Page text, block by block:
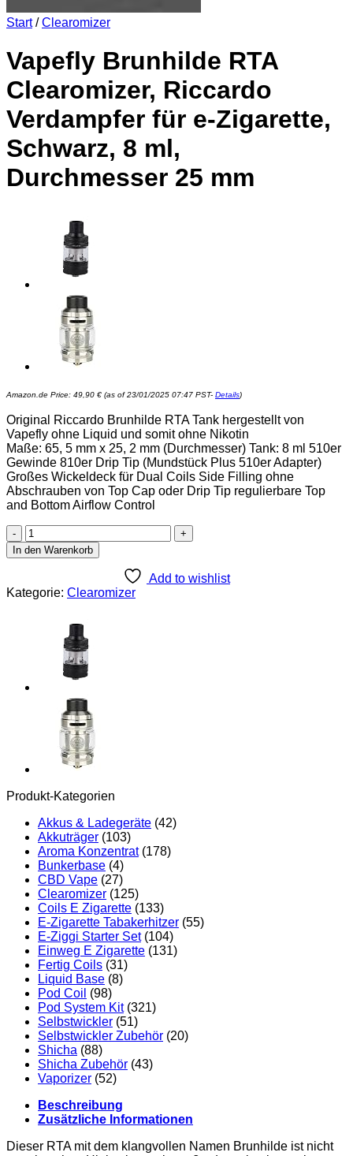
Start / Clearomizer
Vapefly Brunhilde RTA
Clearomizer, Riccardo
Verdampfer für e-Zigarette,
Schwarz, 8 ml,
Durchmesser 25 mm
Amazon.de Price: 49,90 € (as of 23/01/2025 07:47 PST- Details)
Original Riccardo Brunhilde RTA Tank hergestellt von
Vapefly ohne Liquid und somit ohne Nikotin
Maße: 65, 5 mm x 25, 2 mm (Durchmesser) Tank: 8 ml 510er
Gewinde 810er Drip Tip (Mundstück Plus 510er Adapter)
Großes Wickeldeck für Dual Coils Side Filling ohne
Abschrauben von Top Cap oder Drip Tip regulierbare Top
and Bottom Airflow Control
Vapefly
Brunhilde
RTA
Riccardo
Verdampfer
Zigarette,
Schwarz,
ml,
Durchmesser
Menge
In den Warenkorb
Add to wishlist
Kategorie: Clearomizer
Produkt-Kategorien
Akkus & Ladegeräte (42)
Akkuträger (103)
Aroma Konzentrat (178)
Bunkerbase (4)
CBD Vape (27)
Clearomizer (125)
Coils E Zigarette (133)
E-Zigarette Tabakerhitzer (55)
E-Ziggi Starter Set (104)
Einweg E Zigarette (131)
Fertig Coils (31)
Liquid Base (8)
Pod Coil (98)
Pod System Kit (321)
Selbstwickler (51)
Selbstwickler Zubehör (20)
Shicha (88)
Shicha Zubehör (43)
Vaporizer (52)
Beschreibung
Zusätzliche Informationen
Dieser RTA mit dem klangvollen Namen Brunhilde ist nicht